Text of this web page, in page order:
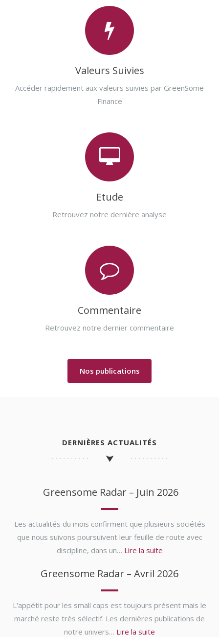
Valeurs Suivies
Accéder rapidement aux valeurs suivies par GreenSome
Finance
Etude
Retrouvez notre dernière analyse
Commentaire
Retrouvez notre dernier commentaire
Nos publications
DERNIÈRES ACTUALITÉS
Greensome Radar – Juin 2026
Les actualités du mois confirment que plusieurs sociétés
que nous suivons poursuivent leur feuille de route avec
discipline, dans un… Lire la suite
Greensome Radar – Avril 2026
L'appétit pour les small caps est toujours présent mais le
marché reste très sélectif. Les dernières publications de
notre univers… Lire la suite